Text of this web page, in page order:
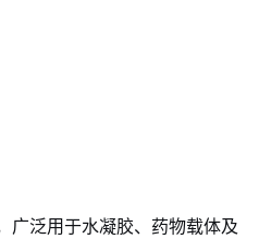
广泛用于水凝胶、药物载体及